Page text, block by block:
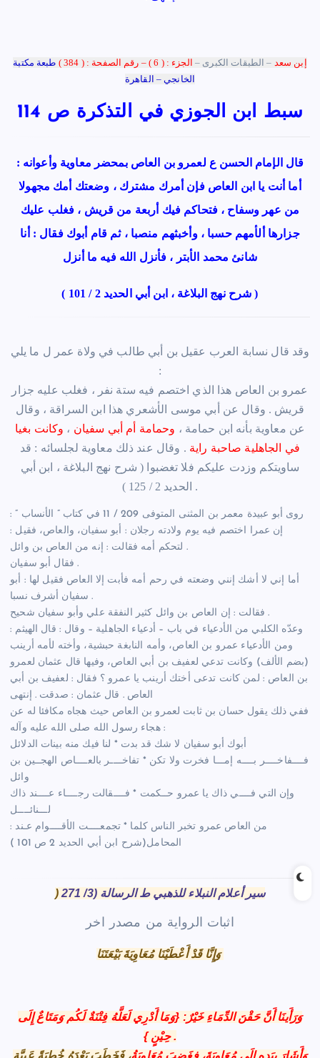
إبن سعد – الطبقات الكبرى – الجزء : ( 6 ) – رقم الصفحة : ( 384 )
طبعة مكتبة
الخانجي – القاهرة
سبط ابن الجوزي في التذكرة ص 114
قال الإمام الحسن ع لعمرو بن العاص بمحضر معاوية وأعوانه :
أما أنت يا ابن العاص فإن أمرك مشترك ، وضعتك أمك مجهولا
من عهر وسفاح ، فتحاكم فيك أربعة من قريش ، فغلب عليك
جزارها ألأمهم حسبا ، وأخبثهم منصبا ، ثم قام أبوك فقال : أنا
شانئ محمد الأبتر ، فأنزل الله فيه ما أنزل
( شرح نهج البلاغة ، ابن أبي الحديد 2 / 101 )
وقد قال نسابة العرب عقيل بن أبي طالب في ولاة عمر ل ما يلي
:
عمرو بن العاص هذا الذي اختصم فيه ستة نفر ، فغلب عليه جزار
قريش . وقال عن أبي موسى الأشعري هذا ابن السراقة ، وقال
عن معاوية بأنه ابن حمامة ، وحمامة أم أبي سفيان ، وكانت بغيا
في الجاهلية صاحبة راية . وقال عند ذلك معاوية لجلسائه : قد
ساويتكم وزدت عليكم فلا تغضبوا ( شرح نهج البلاغة ، ابن أبي
الحديد 2 / 125 ) .
روى أبو عبيدة معمر بن المثنى المتوفى 209 / 11 في كتاب ” الأنساب ” :
إن عمرا اختصم فيه يوم ولادته رجلان : أبو سفيان، والعاص، فقيل :
لتحكم أمه فقالت : إنه من العاص بن وائل .
فقال أبو سفيان .
أما إني لا أشك إنني وضعته في رحم أمه فأبت إلا العاص فقيل لها : أبو
سفيان أشرف نسبا .
فقالت : إن العاص بن وائل كثير النفقة علي وأبو سفيان شحيح .
وعدّه الكلبي من الأدعياء في باب – أدعياء الجاهلية – وقال : قال الهيثم :
ومن الأدعياء عمرو بن العاص، وأمه النابغة حبشية، وأخته لأمه أرينب
(بضم الألف) وكانت تدعي لعفيف بن أبي العاص، وفيها قال عثمان لعمرو
بن العاص : لمن كانت تدعى أختك أرينب يا عمرو ؟ فقال : لعفيف بن أبي
العاص . قال عثمان : صدقت . إنتهى
ففي ذلك يقول حسان بن ثابت لعمرو بن العاص حيث هجاه مكافئا له عن
هجاء رسول الله صلى الله عليه وآله :
أبوك أبو سفيان لا شك قد بدت * لنا فيك منه بينات الدلائل
فــــفاخــــر بــــه إمـــا فخرت ولا تكن * تفاخــــر بالعــــاص الهجــين بن
وائل
وإن التي فــــي ذاك يا عمرو حــكمت * فــــقالت رجــــاء عــــند ذاك
لـــنائــــل
: من العاص عمرو تخبر الناس كلما * تجمعــــت الأقــــوام عـند
المحامل(شرح ابن أبي الحديد 2 ص 101 )
) سير أعلام النبلاء للذهبي ط الرسالة (3/ 271
اثبات الرواية من مصدر اخر
وَإِنَّا قَدْ أَعْطَيْنَا مُعَاوِيَةَ بَيْعَتَنَا
وَرَأَينَا أَنَّ حَقْنَ الدِّمَاءِ خَيْرٌ: {وَمَا أَدْرِي لَعَلَّهُ فِتْنَةٌ لَكُم وَمَتَاعٌ إِلَى
حِيْنٍ } .
وَأَشَارَ بِيَدِهِ إِلَى مُعَاوِيَةَ، فغَضِبَ مُعَاوِيَةُ،فَخَطَبَ بَعْدَهُ خُطبَةً عَيِيَّة